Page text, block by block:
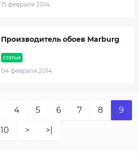
15 февраля 2014
статьи
04 февраля 2014
Производитель обоев Marburg
4 5 6 7 8 9
10 > >|